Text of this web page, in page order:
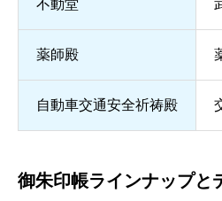
不動堂
薬師殿
自動車交通安全祈祷殿
御朱印帳ラインナップと